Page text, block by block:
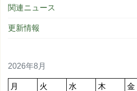
関連ニュース
更新情報
2026年8月
月 火 水 木 金